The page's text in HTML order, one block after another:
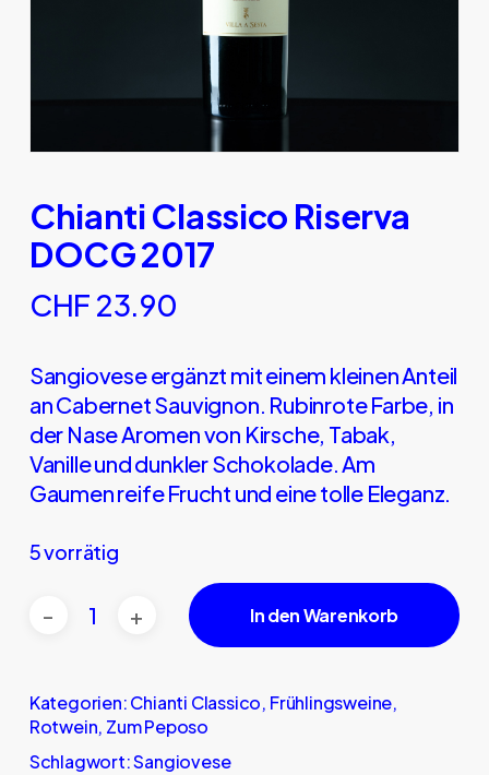
Chianti Classico Riserva
DOCG 2017
CHF 23.90
Sangiovese ergänzt mit einem kleinen Anteil
an Cabernet Sauvignon. Rubinrote Farbe, in
der Nase Aromen von Kirsche, Tabak,
Vanille und dunkler Schokolade. Am
Gaumen reife Frucht und eine tolle Eleganz.
5 vorrätig
In den Warenkorb
Kategorien:Chianti Classico, Frühlingsweine,
Rotwein, Zum Peposo
Schlagwort:Sangiovese